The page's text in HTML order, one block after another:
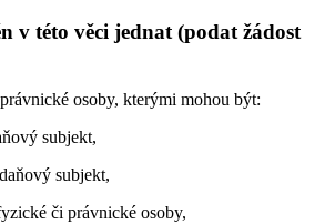
v této věci jednat (podat žádost
osoby, kterými mohou být:
subjekt,
subjekt,
či právnické osoby,